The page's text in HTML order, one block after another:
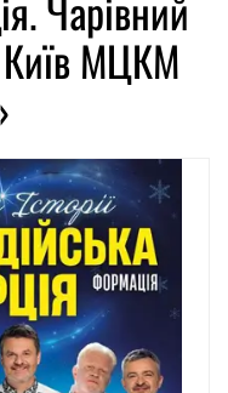
Київ МЦКМ